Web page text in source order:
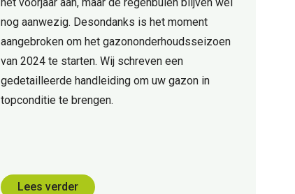
nog aanwezig. Desondanks is het moment
aangebroken om het gazononderhoudsseizoen
van 2024 te starten. Wij schreven een
gedetailleerde handleiding om uw gazon in
topconditie te brengen.
Lees verder